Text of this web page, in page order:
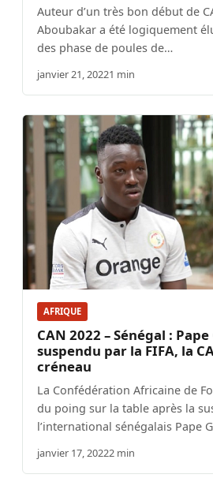
Auteur d’un très bon début de
Aboubakar a été logiquement
des phase de poules de…
janvier 21, 20221 min
AFRIQUE
CAN 2022 – Sénégal :
suspendu par la FIFA, la
créneau
La Confédération Africaine de
du poing sur la table après la
l’international sénégalais Pape
janvier 17, 20222 min